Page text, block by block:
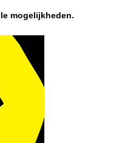
mogelijkheden.